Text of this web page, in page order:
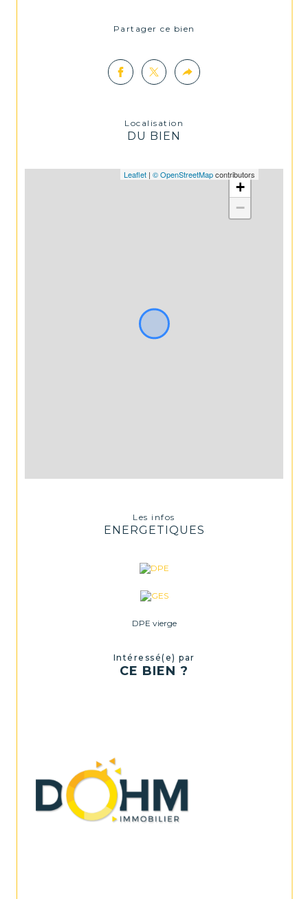
Partager ce bien
Localisation
DU BIEN
+
−
Leaflet | © OpenStreetMapcontributors
Les infos
ENERGETIQUES
DPE vierge
Intéressé(e) par
CE BIEN ?